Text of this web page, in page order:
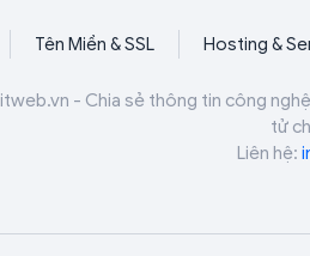
Tên Miền & SSL Hosting &
itweb.vn - Chia sẻ thông tin công
tử
Liên hệ: